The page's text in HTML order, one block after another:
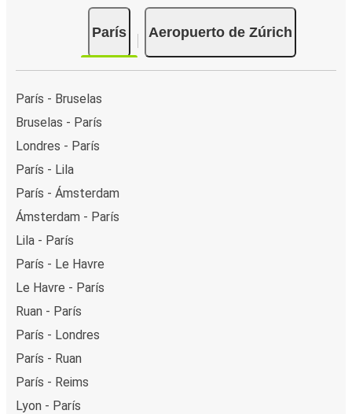
París Aeropuerto de Zúrich
París - Bruselas
Bruselas - París
Londres - París
París - Lila
París - Ámsterdam
Ámsterdam - París
Lila - París
París - Le Havre
Le Havre - París
Ruan - París
París - Londres
París - Ruan
París - Reims
Lyon - París